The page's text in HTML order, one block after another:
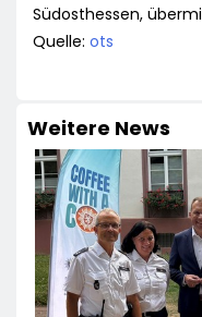
Südosthessen,
Quelle: ots
Weitere News